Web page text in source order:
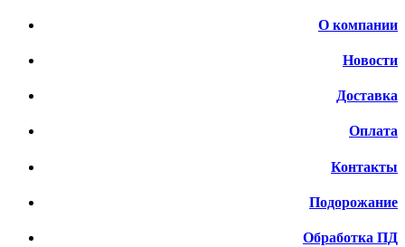
О компании
Новости
Доставка
Оплата
Контакты
Подорожание
Обработка ПД